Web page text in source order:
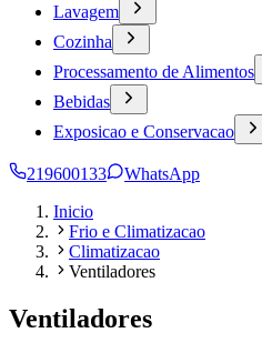
Lavagem
Cozinha
Processamento de Alimentos
Bebidas
Exposicao e Conservacao
219600133
WhatsApp
Inicio
Frio e Climatizacao
Climatizacao
Ventiladores
Ventiladores